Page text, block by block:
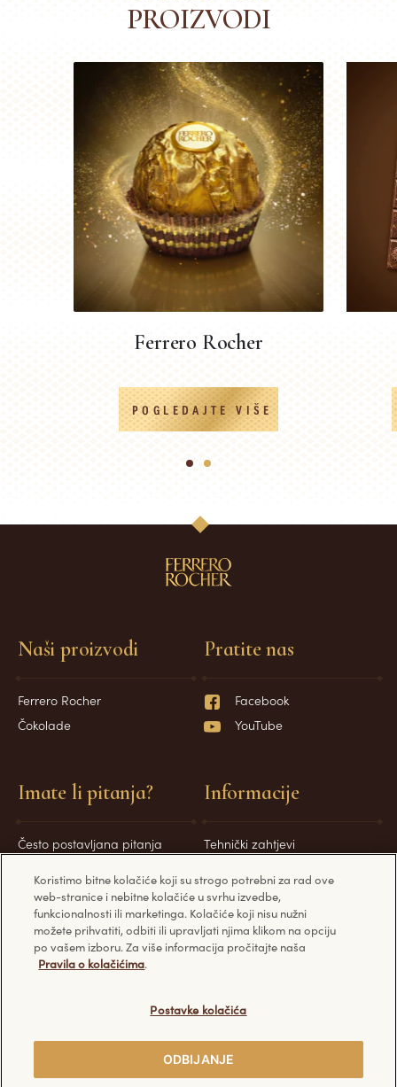
PROIZVODI
Ferrero Rocher
POGLEDAJTE VIŠE
1 2
Naši proizvodi
Ferrero Rocher
Čokolade
Imate li pitanja?
Često postavljana pitanja
Informacije
Tehnički zahtjevi
Pravila kolačića
Pratite nas
Facebook
YouTube
Otkrijte ostale Ferrero web stranice:
Koristimo bitne kolačiće koji su strogo potrebni za rad ove
web-stranice i nebitne kolačiće u svrhu izvedbe,
funkcionalnosti ili marketinga. Kolačiće koji nisu nužni
možete prihvatiti, odbiti ili upravljati njima klikom na opciju
po vašem izboru. Za više informacija pročitajte naša
Pravila o kolačićima.
Postavke kolačića
ODBIJANJE